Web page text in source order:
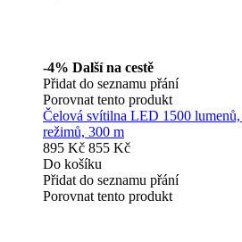
-4% Další na cestě
Přidat do seznamu přání
Porovnat tento produkt
Čelová svítilna LED 1500
režimů, 300 m
895 Kč 855 Kč
Do košíku
Přidat do seznamu přání
Porovnat tento produkt